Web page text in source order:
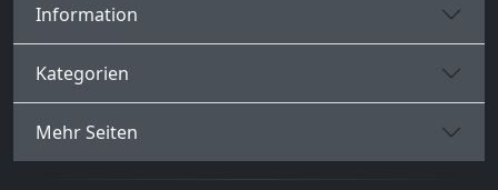
Information
Kategorien
Mehr Seiten